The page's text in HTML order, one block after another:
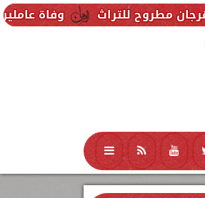
وفاة عاملين متأثرين
منوعات محافظات